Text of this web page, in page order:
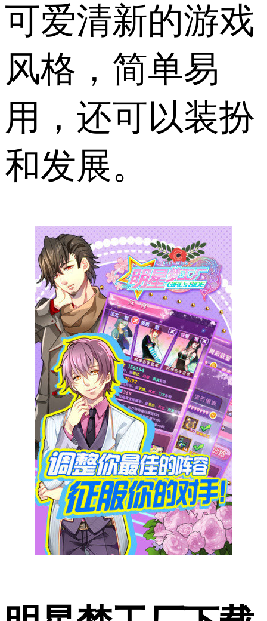
可爱清新的游戏
风格，简单易
用，还可以装扮
和发展。